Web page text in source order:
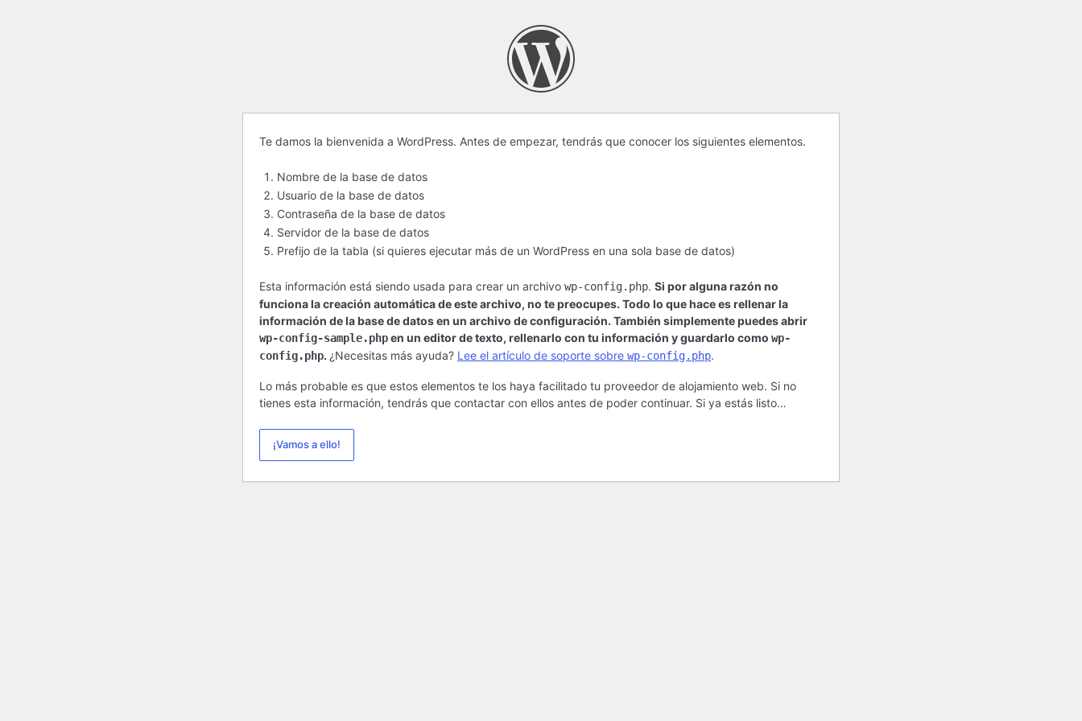
Antes
de
empezar
Te damos la bienvenida a WordPress. Antes de empezar, tendrás que conocer los siguientes elementos.
Nombre de la base de datos
Usuario de la base de datos
Contraseña de la base de datos
Servidor de la base de datos
Prefijo de la tabla (si quieres ejecutar más de un WordPress en una sola base de datos)
Esta información está siendo usada para crear un archivo wp-config.php. Si por alguna razón no
funciona la creación automática de este archivo, no te preocupes. Todo lo que hace es rellenar la
información de la base de datos en un archivo de configuración. También simplemente puedes abrir
wp-config-sample.phpen un editor de texto, rellenarlo con tu información y guardarlo como wp-
config.php. ¿Necesitas más ayuda? Lee el artículo de soporte sobre wp-config.php.
Lo más probable es que estos elementos te los haya facilitado tu proveedor de alojamiento web. Si no
tienes esta información, tendrás que contactar con ellos antes de poder continuar. Si ya estás listo…
¡Vamos a ello!